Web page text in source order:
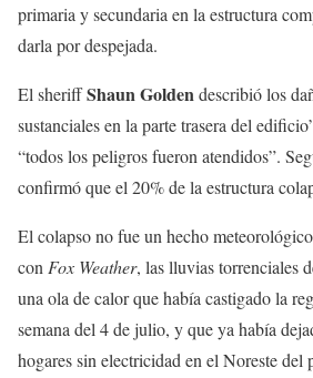
primaria y secundaria en la estructura
darla por despejada.
El sheriffShaun Goldendescribió los
sustanciales en la parte trasera del
“todos los peligros fueron atendidos”.
confirmó que el 20% de la estructura
El colapso no fue un hecho
con Fox Weather, las lluvias torrenciales
una ola de calor que había castigado la
semana del 4 de julio, y que ya había
hogares sin electricidad en el Noreste del